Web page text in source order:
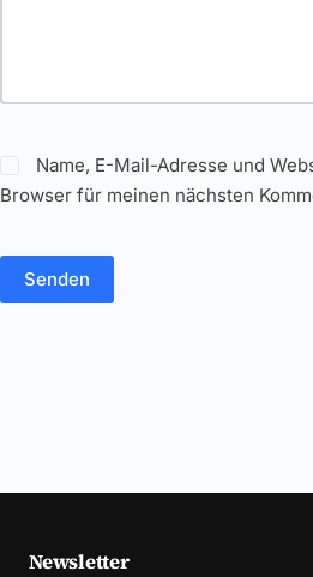
Name, E-Mail-Adresse und
Browser für meinen nächsten
Senden
Newsletter